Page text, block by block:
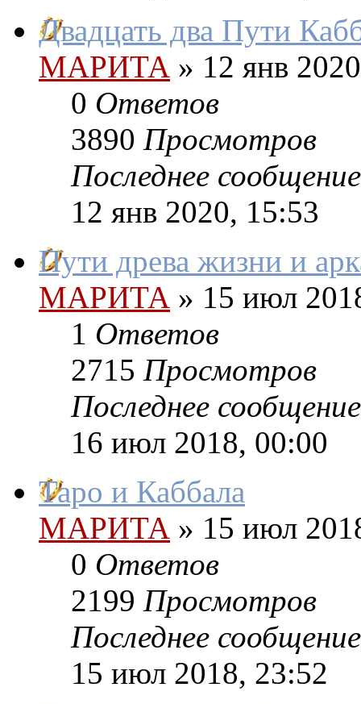
Двадцать два Пути
МАРИТА » 12 янв
0 Ответов
3890 Просмотров
Последнее сообщение
12 янв 2020, 15:53
Пути древа жизни и
МАРИТА » 15 июл
1 Ответов
2715 Просмотров
Последнее сообщение
16 июл 2018, 00:00
Таро и Каббала
МАРИТА » 15 июл
0 Ответов
2199 Просмотров
Последнее сообщение
15 июл 2018, 23:52